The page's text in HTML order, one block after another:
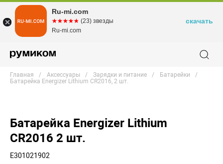
Главная Аксессуары Зарядки и питание
Батарейки
Батарейка Energizer Lithium CR2016, 2 шт.
Батарейка Energizer Lithium
CR2016 2 шт.
E301021902
Ru-mi.com
☆☆☆☆☆
★★★★★ (23) звезды
Ru-mi.com
скачать